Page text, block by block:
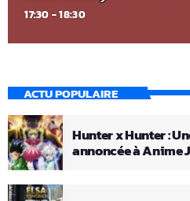
17:30 - 18:30
ACTU POPULAIRE
Hunter x Hunter :
annoncée à Anime